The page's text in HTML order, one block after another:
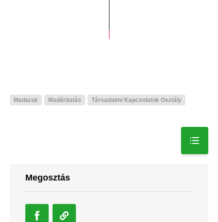
Madarak Madáritatás Társadalmi Kapcsolatok Osztály
Megosztás